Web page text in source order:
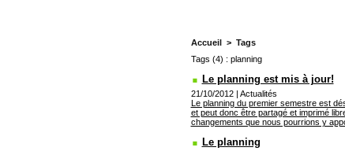
Accueil > Tags
Tags (4) : planning
Le planning est mis à jour!
21/10/2012| Actualités
Le planning du premier semestre est
et peut donc être partagé et imprimé
changements que nous pourrions y
Le planning